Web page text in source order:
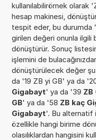
kullanılabilirörnek
hesap makinesi,
tespit eder, bu durumda
girilen değeri onunla ilgili
dönüştürür. Sonuç
işlemini de
dönüştürülecek değer
da '19 ZB yi GB' ya da
Gigabayt' ya da '39 ZB
GB' ya da '58 ZB kaç
Gigabayt'. Bu alternatif
özellikle hangi birime
olasılıklardan hangisini